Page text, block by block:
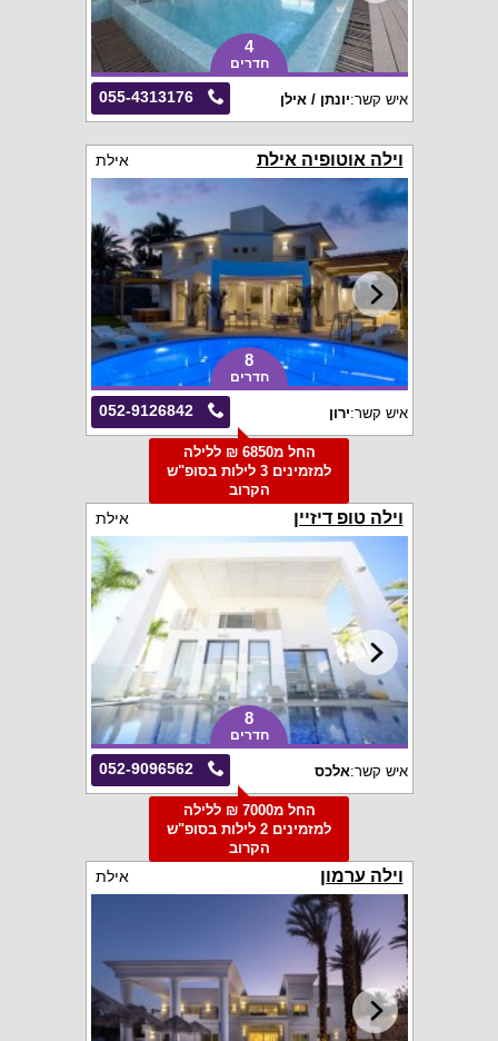
4
חדרים
055-4313176 איש קשר:יונתן / אילן
וילה אוטופיה אילת אילת
8
חדרים
052-9126842 איש קשר:ירון
החל מ6850 ₪ ללילה
למזמינים 3 לילות בסופ"ש
הקרוב
וילה טופ דיזיין אילת
8
חדרים
052-9096562 איש קשר:אלכס
החל מ7000 ₪ ללילה
למזמינים 2 לילות בסופ"ש
הקרוב
וילה ערמון אילת